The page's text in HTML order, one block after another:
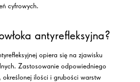
cyfrowych.
antyrefleksyjna?
opiera się na zjawisku
Zastosowanie odpowiedniego
określonej ilości i grubości warstw